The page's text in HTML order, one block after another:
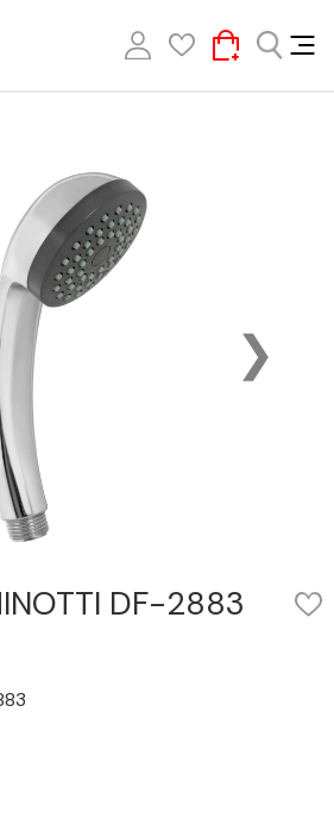
DF-2883